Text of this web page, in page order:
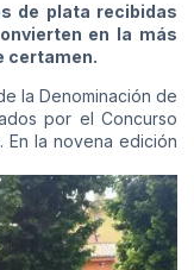
de plata recibidas
en la más
certamen.
la Denominación de
por el Concurso
En la novena edición